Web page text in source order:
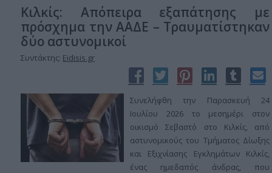
Κιλκίς: Απόπειρα εξαπάτησης με
πρόσχημα την ΑΑΔΕ – Τραυματίστηκαν
δύο αστυνομικοί
Συντάκτης: Eidisis.gr
Συνελήφθη την Παρασκευή 24
Ιουλίου 2026 το μεσημέρι στον
οικισμό Σεβαστό στο Κιλκίς, από
αστυνομικούς του Τμήματος Δίωξης
και Εξιχνίασης Εγκλημάτων Κιλκίς,
ένας ημεδαπός άνδρας, που